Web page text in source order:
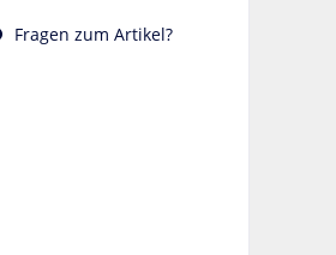
Fragen zum Artikel?